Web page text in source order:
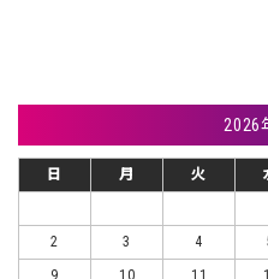
2026
日 月 火
2
3 4
9
10 11